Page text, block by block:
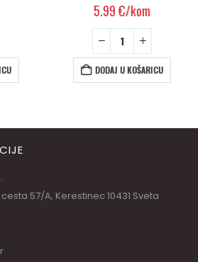
5.99€/kom
DODAJ U KOŠARICU
57/A, Kerestinec 10431 Sveta